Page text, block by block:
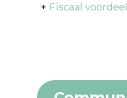
Fiscaal voordeel